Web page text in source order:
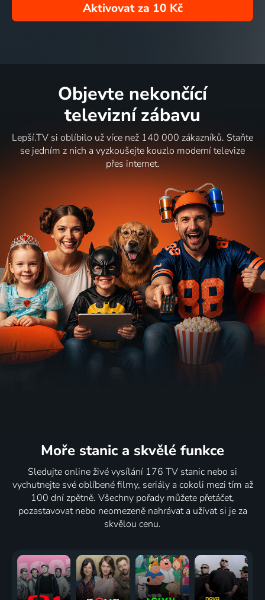
Aktivovat za 10 Kč
Objevte nekončící
televizní zábavu
Lepší.TV si oblíbilo už více než 140 000 zákazníků. Staňte
se jedním z nich a vyzkoušejte kouzlo moderní televize
přes internet.
Moře stanic a skvělé funkce
Sledujte online živé vysílání 176 TV stanic nebo si
vychutnejte své oblíbené filmy, seriály a cokoli mezi tím až
100 dní zpětně. Všechny pořady můžete přetáčet,
pozastavovat nebo neomezeně nahrávat a užívat si je za
skvělou cenu.